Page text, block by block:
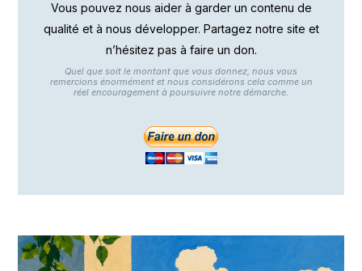
Vous pouvez nous aider à garder un contenu de
qualité et à nous développer. Partagez notre site et
n’hésitez pas à faire un don.
Quel que soit le montant que vous donnez, nous vous
remercions énormément et nous considérons cela comme un
réel encouragement à poursuivre notre démarche.